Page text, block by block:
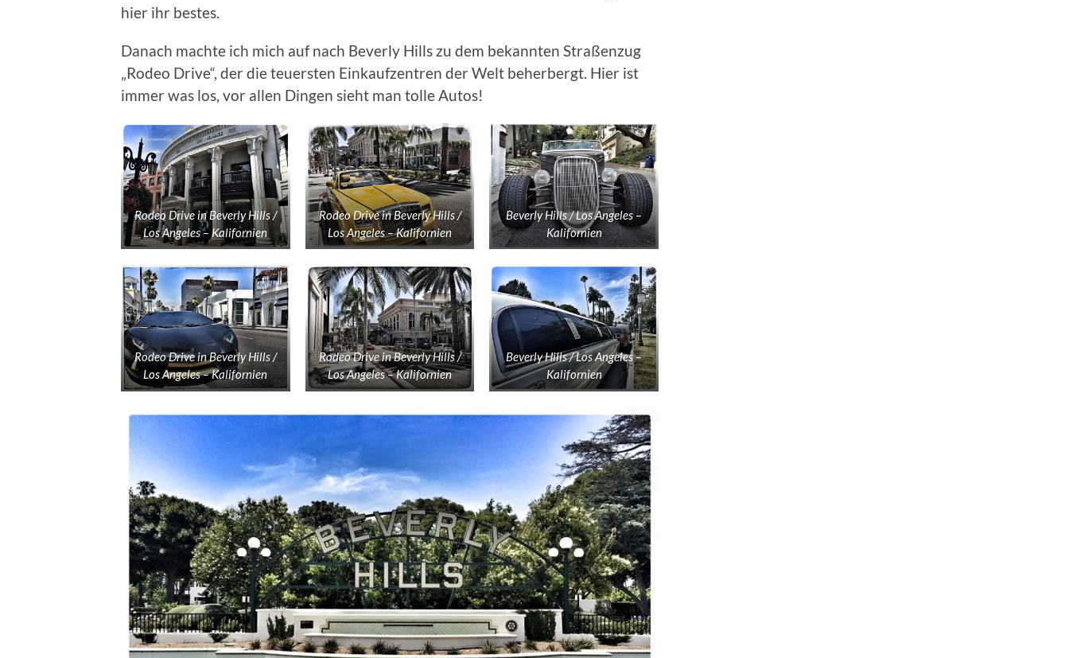
hier ihr bestes.
Danach machte ich mich auf nach Beverly Hills zu dem bekannten Straßenzug
„Rodeo Drive“, der die teuersten Einkaufzentren der Welt beherbergt. Hier ist
immer was los, vor allen Dingen sieht man tolle Autos!
Rodeo Drive in Beverly Hills /
Los Angeles – Kalifornien
Rodeo Drive in Beverly Hills /
Los Angeles – Kalifornien
Beverly Hills / Los Angeles –
Kalifornien
Rodeo Drive in Beverly Hills /
Los Angeles – Kalifornien
Rodeo Drive in Beverly Hills /
Los Angeles – Kalifornien
Beverly Hills / Los Angeles –
Kalifornien